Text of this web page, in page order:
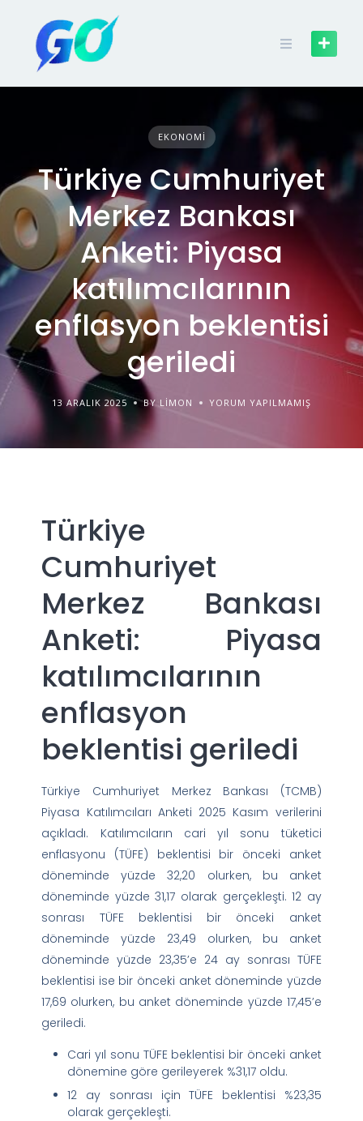
EKONOMI
Türkiye Cumhuriyet
Merkez Bankası
Anketi: Piyasa
katılımcılarının
enflasyon beklentisi
geriledi
13 ARALIK 2025 BY LIMON YORUM YAPILMAMIŞ
Türkiye
Cumhuriyet
Merkez Bankası
Anketi: Piyasa
katılımcılarının
enflasyon
beklentisi geriledi
Türkiye Cumhuriyet Merkez Bankası (TCMB)
Piyasa Katılımcıları Anketi 2025 Kasım verilerini
açıkladı. Katılımcıların cari yıl sonu tüketici
enflasyonu (TÜFE) beklentisi bir önceki anket
döneminde yüzde 32,20 olurken, bu anket
döneminde yüzde 31,17 olarak gerçekleşti. 12 ay
sonrası TÜFE beklentisi bir önceki anket
döneminde yüzde 23,49 olurken, bu anket
döneminde yüzde 23,35’e 24 ay sonrası TÜFE
beklentisi ise bir önceki anket döneminde yüzde
17,69 olurken, bu anket döneminde yüzde 17,45’e
geriledi.
Cari yıl sonu TÜFE beklentisi bir önceki anket
dönemine göre gerileyerek %31,17 oldu.
12 ay sonrası için TÜFE beklentisi %23,35
olarak gerçekleşti.